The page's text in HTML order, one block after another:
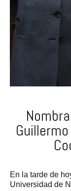
En la tarde de
Universidad de